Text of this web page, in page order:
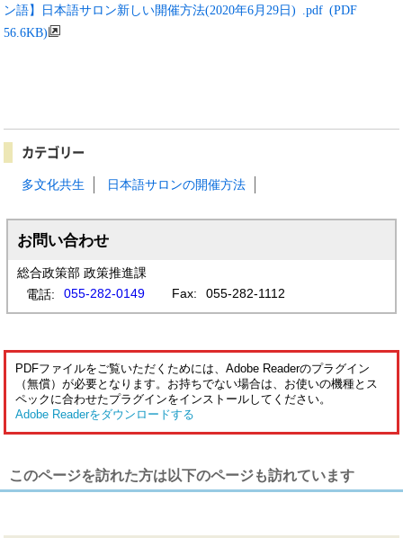
ン語】日本語サロン新しい開催方法(2020年6月29日) .pdf (PDF
56.6KB)
カテゴリー
多文化共生 日本語サロンの開催方法
お問い合わせ
総合政策部 政策推進課
電話:
055-282-0149 Fax: 055-282-1112
PDFファイルをご覧いただくためには、Adobe Readerのプラグイン
（無償）が必要となります。お持ちでない場合は、お使いの機種とス
ペックに合わせたプラグインをインストールしてください。
Adobe Readerをダウンロードする
このページを訪れた方は以下のページも訪れています